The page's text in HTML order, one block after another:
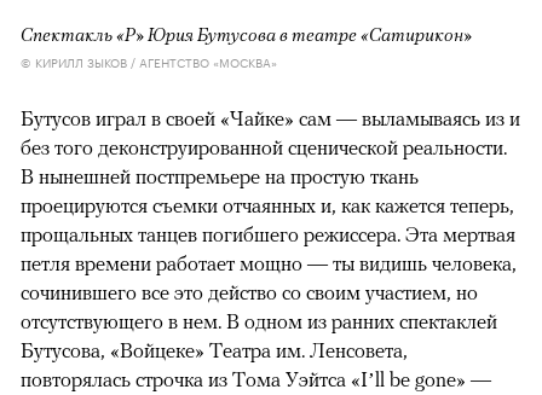
Спектакль «Р» Юрия Бутусова в театре «Сатирикон»
© КИРИЛЛ ЗЫКОВ / АГЕНТСТВО «МОСКВА»
Бутусов играл в своей «Чайке» сам — выламываясь из и
без того деконструированной сценической реальности.
В нынешней постпремьере на простую ткань
проецируются съемки отчаянных и, как кажется теперь,
прощальных танцев погибшего режиссера. Эта мертвая
петля времени работает мощно — ты видишь человека,
сочинившего все это действо со своим участием, но
отсутствующего в нем. В одном из ранних спектаклей
Бутусова, «Войцеке» Театра им. Ленсовета,
повторялась строчка из Тома Уэйтса «I’ll be gone» —